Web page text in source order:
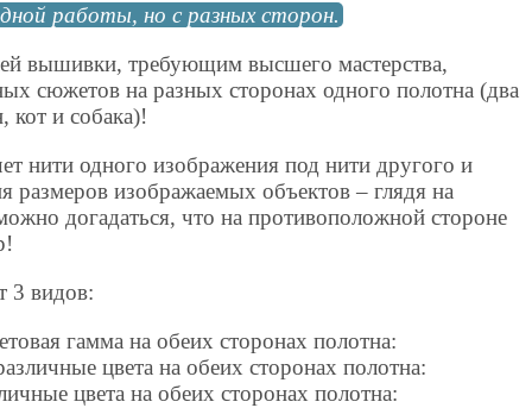
работы, но с разных сторон.
вышивки, требующим высшего мастерства,
сюжетов на разных сторонах одного полотна (два
кот и собака)!
нити одного изображения под нити другого и
размеров изображаемых объектов – глядя на
догадаться, что на противоположной стороне
3 видов:
гамма на обеих сторонах полотна:
цвета на обеих сторонах полотна:
цвета на обеих сторонах полотна: